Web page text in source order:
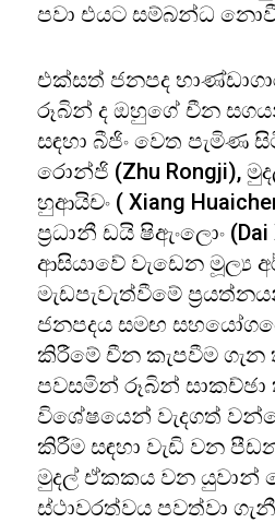
පවා එයට සම්බන්ධ
එක්සත් ජනපද
රූබින් ද ඔහුගේ චීන
සඳහා බීජිං වෙත පැමිණ
රොන්ජි (Zhu Rongji),
හුආයිචං ( Xiang
ප්‍රධානී ඩයි ෂිඇංලොං (Dai
ආසියාවේ වැඩෙන මූල්‍ය
මැඩපැවැත්වීමේ
ජනපදය සමඟ
කිරීමේ චීන කැපවීම ගැන
පවසමින් රූබින් සාකච්ඡා
විශේෂයෙන් වැදගත්
කිරීම සඳහා වැඩි වන
මුදල් ඒකකය වන
ස්ථාවරත්වය පවත්වා